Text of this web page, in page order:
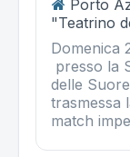
Porto
"Teatrino
Domenica
presso la
delle
trasmessa
match